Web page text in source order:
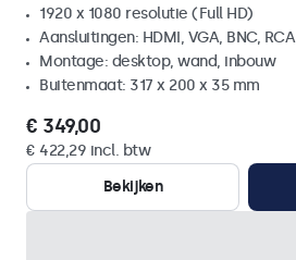
1920 x 1080 resolutie (Full HD)
Aansluitingen: HDMI, VGA, BNC, RCA
Montage: desktop, wand, inbouw
Buitenmaat: 317 x 200 x 35 mm
€ 349,00
€ 422,29 incl. btw
Bekijken